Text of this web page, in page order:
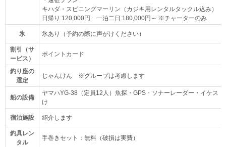
キハダ・スピニングマーリン（カジキ用レンタルタックル込み）
日帰り:120,000円 一泊二日:180,000円～ ※チャーターのみ
氷 氷あり（予約の際に声がけください）
割引（サ
ービス）
ポイントカード
釣り座の
選定
じゃんけん ※グループは考慮します
船の設備
ヤマハYG-38（定員12人）魚探・GPS・ソナーレーダー・イケス
け
宿泊施設 紹介します
釣具レン
タル
手巻きセット：無料（破損は実費）